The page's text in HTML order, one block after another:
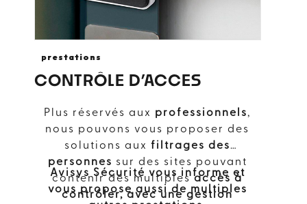
prestations
CONTRÔLE D’ACCES
Plus réservés aux professionnels,
nous pouvons vous proposer des
solutions auxfiltrages des
personnes sur des sites pouvant
contenir des multiplesaccès à
contrôler, avec une gestion
Avisys Sécurité vous informe et
vous propose aussi de multiples